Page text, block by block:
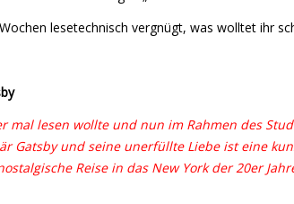
lesetechnisch vergnügt, was wolltet ihr
mal lesen wollte und nun im Rahmen des
Gatsby und seine unerfüllte Liebe ist eine
Reise in das New York der 20er